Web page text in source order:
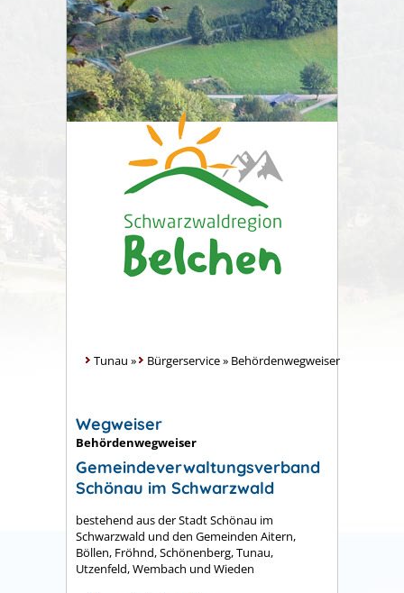
Tunau » Bürgerservice» Behördenwegweiser
Wegweiser
Behördenwegweiser
Gemeindeverwaltungsverband
Schönau im Schwarzwald
bestehend aus der Stadt Schönau im
Schwarzwald und den Gemeinden Aitern,
Böllen, Fröhnd, Schönenberg, Tunau,
Utzenfeld, Wembach und Wieden